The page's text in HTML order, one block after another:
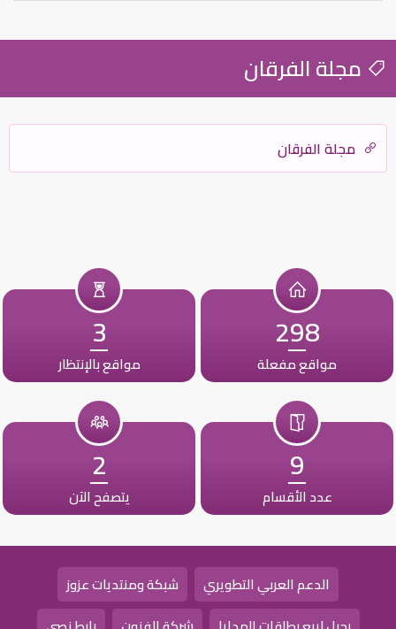
مجلة الفرقان
مجلة الفرقان
298
مواقع مفعلة
3
مواقع بالإنتظار
9
عدد الأقسام
2
يتصفح الآن
الدعم العربي التطويري
شبكة ومنتديات عزوز